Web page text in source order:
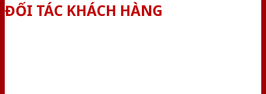
ĐỐI TÁC KHÁCH HÀNG